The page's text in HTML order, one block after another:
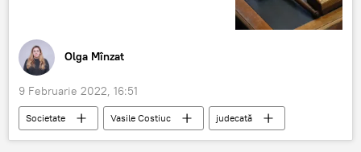
Olga Mînzat
9 Februarie 2022, 16:51
Societate Vasile Costiuc
judecată
Arest